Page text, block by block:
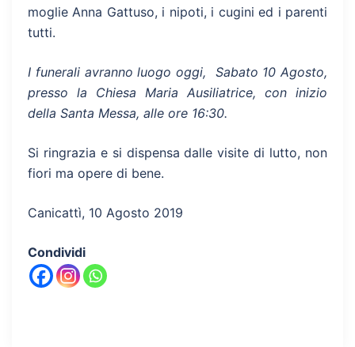
moglie Anna Gattuso, i nipoti, i cugini ed i parenti
tutti.
I funerali avranno luogo oggi, Sabato 10 Agosto,
presso la Chiesa Maria Ausiliatrice, con inizio
della Santa Messa, alle ore 16:30.
Si ringrazia e si dispensa dalle visite di lutto, non
fiori ma opere di bene.
Canicattì, 10 Agosto 2019
Condividi